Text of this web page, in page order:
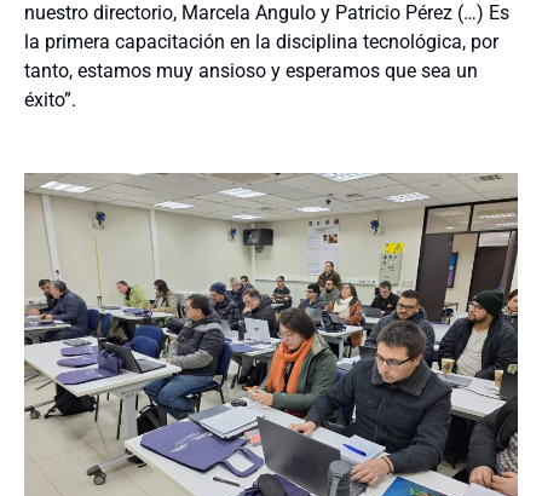
nuestro directorio, Marcela Angulo y Patricio Pérez (…) Es
la primera capacitación en la disciplina tecnológica, por
tanto, estamos muy ansioso y esperamos que sea un
éxito”.